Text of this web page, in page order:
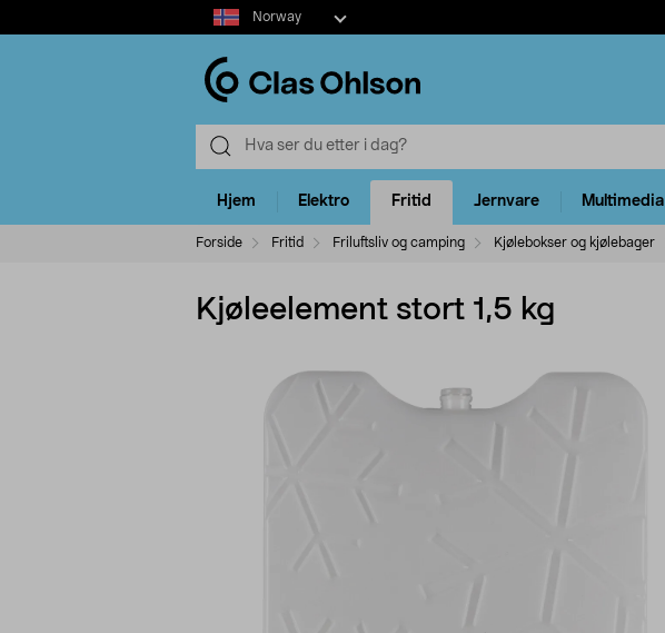
Select
market
Norway
Hjem Elektro Fritid Jernvare Multimedia
Forside Fritid Friluftsliv og camping Kjølebokser og kjølebager
Kjøleelement stort 1,5 kg